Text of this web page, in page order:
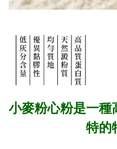
小麥粉心粉是一種
特的